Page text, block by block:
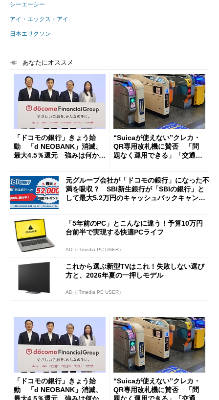
シーエーシー
アイ・エックス・アイ
日本エリクソン
あなたにオススメ
「ドコモの銀行」きょう始
動 「d NEOBANK」消滅、
最大4.5％還元 強みは何か解
“Suicaが使えない”クレカ・
QR専用改札機に賛否 「問
題なく運用できる」「交通系I
元グループ会社が「ドコモの銀行」になった不
満を吸収？ SBI新生銀行が「SBIの銀行」と
して最大5.2万円のキャッシュバックキャンペ
「5年前のPC」とこんなに違う！予算10万円
台前半で実現する快適PCライフ
AD（ITmedia PC USER）
これから選ぶ新型TVはこれ！失敗しない選び
方と、2026年夏の一押しモデル
AD（ITmedia PC USER）
「ドコモの銀行」きょう始
動 「d NEOBANK」消滅、
“Suicaが使えない”クレカ・
QR専用改札機に賛否 「問